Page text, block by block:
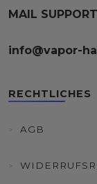
MAIL
info@vapor-
RECHTLICHES
AGB